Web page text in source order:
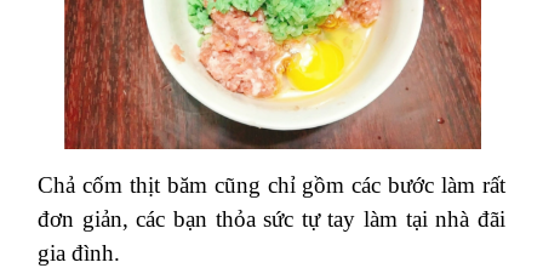
Chả cốm thịt băm cũng chỉ gồm các bước làm rất
đơn giản, các bạn thỏa sức tự tay làm tại nhà đãi
gia đình.